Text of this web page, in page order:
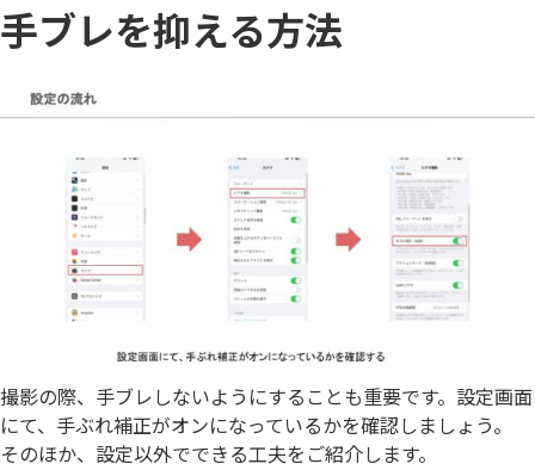
手ブレを抑える方法
撮影の際、手ブレしないようにすることも重要です。設定画面
にて、 手ぶれ補正がオンになっているかを確認しましょう。
そのほか、設定以外でできる工夫をご紹介します。